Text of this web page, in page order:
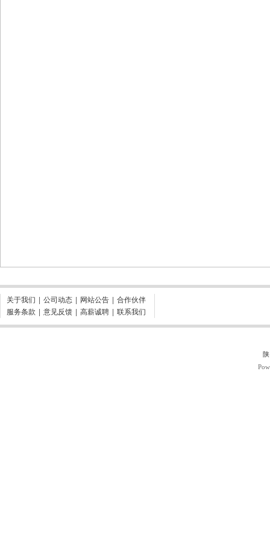
关于我们 公司动态 网站公告
合作伙伴
服务条款
意见反馈 高薪诚聘 联系我们